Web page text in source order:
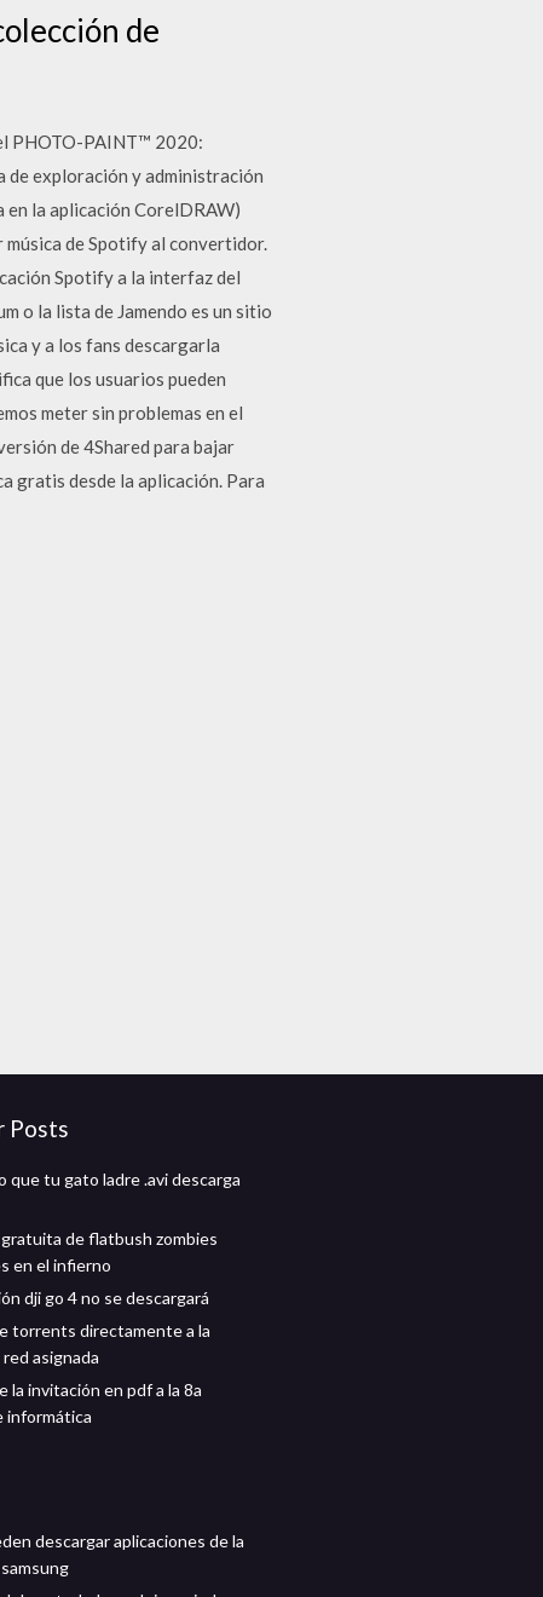
de
PHOTO-PAINT™ 2020:
de exploración y administración
en la aplicación CorelDRAW)
de Spotify al convertidor.
Spotify a la interfaz del
o la lista de Jamendo es un sitio
y a los fans descargarla
que los usuarios pueden
meter sin problemas en el
de 4Shared para bajar
gratis desde la aplicación. Para
Posts
que tu gato ladre .avi descarga
de flatbush zombies
en el infierno
dji go 4 no se descargará
torrents directamente a la
asignada
la invitación en pdf a la 8a
informática
descargar aplicaciones de la